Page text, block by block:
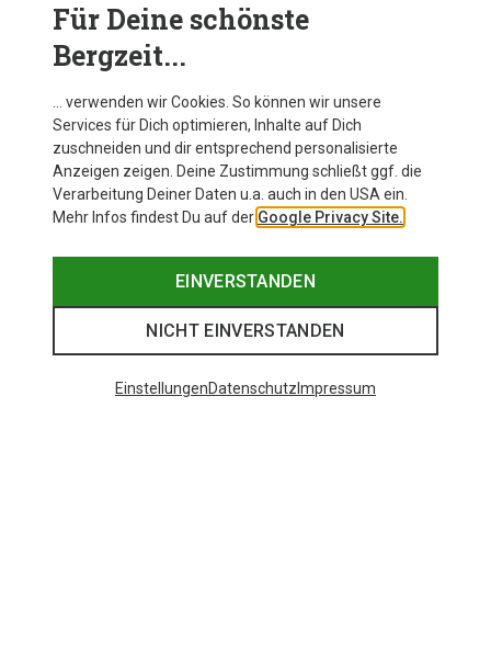
Du sparst 26%
Für Deine schönste
Bergzeit...
… verwenden wir Cookies. So können wir unsere
Services für Dich optimieren, Inhalte auf Dich
zuschneiden und dir entsprechend personalisierte
Anzeigen zeigen. Deine Zustimmung schließt ggf. die
Verarbeitung Deiner Daten u.a. auch in den USA ein.
Mehr Infos findest Du auf der Google Privacy Site.
EINVERSTANDEN
NICHT EINVERSTANDEN
EinstellungenDatenschutz Impressum